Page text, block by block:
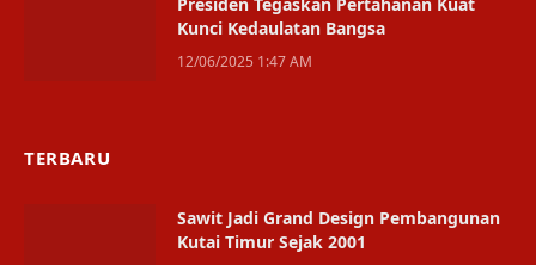
Presiden Tegaskan Pertahanan Kuat
Kunci Kedaulatan Bangsa
12/06/2025 1:47 AM
TERBARU
Sawit Jadi Grand Design Pembangunan
Kutai Timur Sejak 2001